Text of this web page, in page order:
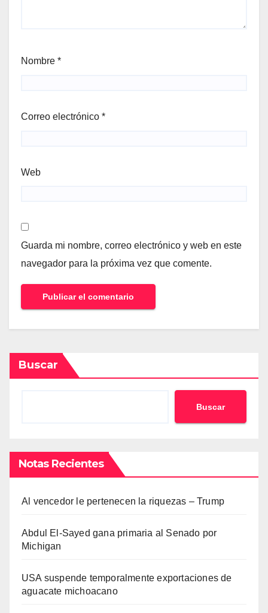
Nombre *
Correo electrónico *
Web
Guarda mi nombre, correo electrónico y web en este
navegador para la próxima vez que comente.
Buscar
Buscar
Notas Recientes
Al vencedor le pertenecen la riquezas – Trump
Abdul El-Sayed gana primaria al Senado por
Michigan
USA suspende temporalmente exportaciones de
aguacate michoacano